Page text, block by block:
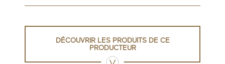
DÉCOUVRIR LES PRODUITS DE CE
PRODUCTEUR